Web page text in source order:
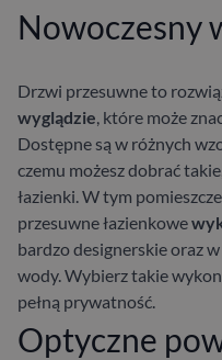
Nowoczesny
Drzwi przesuwne to
wyglądzie , które może
Dostępne są w różnych
czemu możesz dobrać
łazienki. W tym
przesuwne łazienkowe
bardzo designerskie oraz
wody. Wybierz takie
pełną prywatność.
Optyczne